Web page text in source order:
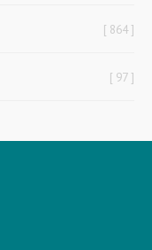
864
97